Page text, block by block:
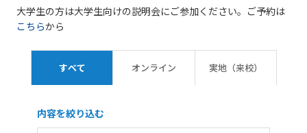
大学生の方は大学生向けの説明会にご参加ください。ご予約は
こちらから
すべて オンライン 実地（来校）
内容を絞り込む